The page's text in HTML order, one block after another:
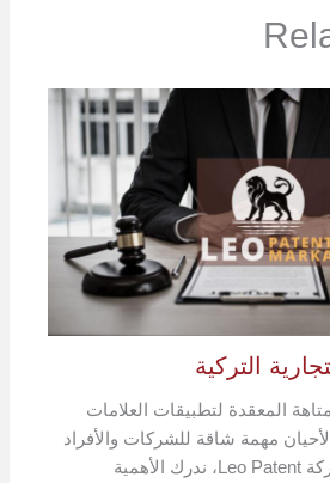
التركية
المعقدة لتطبيقات العلامات
مهمة شاقة للشركات والأفراد
على حد سواء. في شركة Leo Patent، ندرك الأهمية